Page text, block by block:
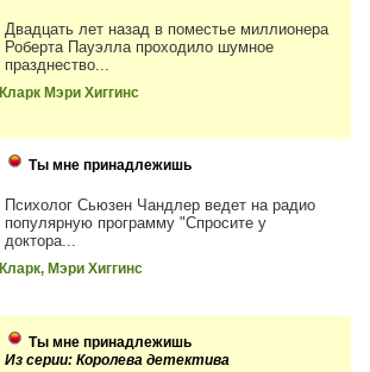
Двадцать лет назад в поместье миллионера
Роберта Пауэлла проходило шумное
празднество...
Кларк Мэри Хиггинс
Ты мне принадлежишь
Психолог Сьюзен Чандлер ведет на радио
популярную программу "Спросите у
доктора...
Кларк, Мэри Хиггинс
Ты мне принадлежишь
Из серии: Королева детектива